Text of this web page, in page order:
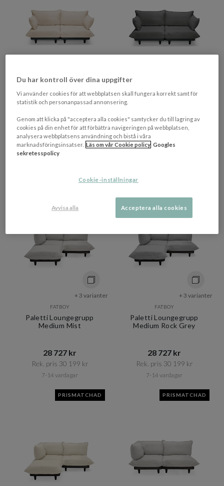
+ 3 varianter
FATBOY
Paletti Loungesoffa Sahara
24 520 kr​​
25 919 kr​​
FATBOY
Paletti Loungesoffa Rock
24 520 kr​​
Rek. pris 25 919 kr​​
PRISMATCHAD
+ 3 varianter
FATBOY
Paletti Loungegrupp
Medium Mist
28 727 kr​​
Rek. pris 30 199 kr​​
7-14 vardagar
+ 3 varianter
FATBOY
Paletti Loungegrupp
Medium Rock Grey
28 727 kr​​
Rek. pris 30 199 kr​​
7-14 vardagar
PRISMATCHAD PRISMATCHAD
Du har kontroll över dina uppgifter
Vi använder cookies för att webbplatsen skall fungera korrekt samt för
statistik och personanpassad annonsering.
Genom att klicka på "acceptera alla cookies" samtycker du till lagring av
cookies på din enhet för att förbättra navigeringen på webbplatsen,
analysera webbplatsens användning och bistå i våra
marknadsföringsinsatser. Läs om vår Cookie policy Googles
sekretesspolicy
Cookie-inställningar
Avvisa alla Acceptera alla cookies